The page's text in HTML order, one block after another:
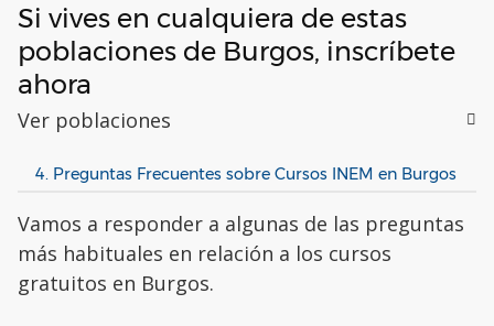
Si vives en cualquiera de estas
poblaciones de Burgos, inscríbete
ahora
Ver poblaciones
4. Preguntas Frecuentes sobre Cursos INEM en Burgos
Vamos a responder a algunas de las preguntas
más habituales en relación a los cursos
gratuitos en Burgos.